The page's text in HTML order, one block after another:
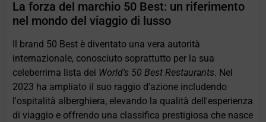
La forza del marchio 50 Best: un riferimento
nel mondo del viaggio di lusso
Il brand 50 Best è diventato una vera autorità
internazionale, conosciuto soprattutto per la sua
celeberrima lista dei World's 50 Best Restaurants. Nel
2023 ha ampliato il suo raggio d'azione includendo
l'ospitalità alberghiera, elevando la qualità dell'esperienza
di viaggio e offrendo una classifica prestigiosa che nasce